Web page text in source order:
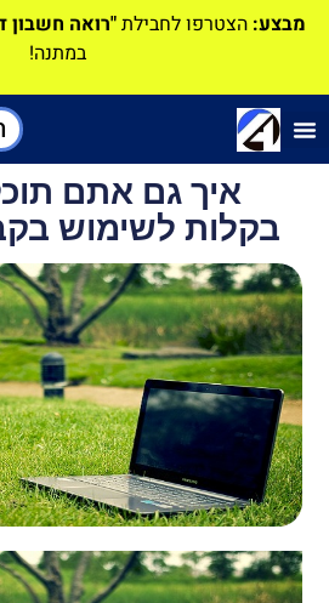
מבצע: הצטרפו לחבילת"רואה חשבון
במתנה!
איך גם אתם
בקלות לשימוש